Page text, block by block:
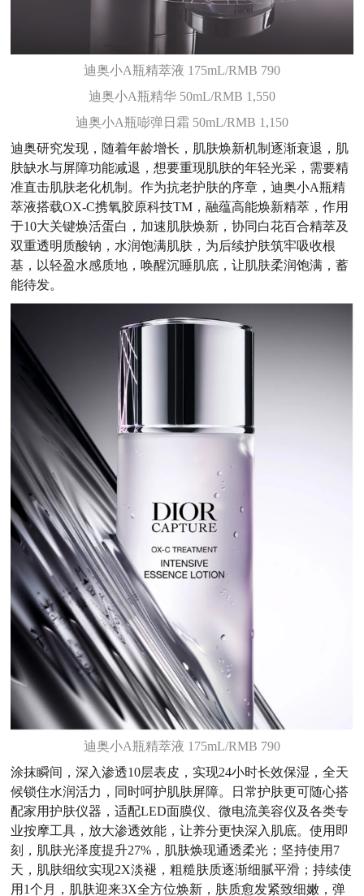
迪奥小A瓶精萃液 175mL/RMB 790
迪奥小A瓶精华 50mL/RMB 1,550
迪奥小A瓶嘭弹日霜 50mL/RMB 1,150
迪奥研究发现，随着年龄增长，肌肤焕新机制逐渐衰退，肌
肤缺水与屏障功能减退，想要重现肌肤的年轻光采，需要精
准直击肌肤老化机制。作为抗老护肤的序章，迪奥小A瓶精
萃液搭载OX-C携氧胶原科技TM ，融蕴高能焕新精萃，作用
于10大关键焕活蛋白，加速肌肤焕新，协同白花百合精萃及
双重透明质酸钠，水润饱满肌肤，为后续护肤筑牢吸收根
基，以轻盈水感质地，唤醒沉睡肌底，让肌肤柔润饱满，蓄
能待发。
迪奥小A瓶精萃液 175mL/RMB 790
涂抹瞬间，深入渗透10层表皮，实现24小时长效保湿，全天
候锁住水润活力，同时呵护肌肤屏障。日常护肤更可随心搭
配家用护肤仪器，适配LED面膜仪、微电流美容仪及各类专
业按摩工具，放大渗透效能，让养分更快深入肌底。使用即
刻，肌肤光泽度提升27%，肌肤焕现通透柔光；坚持使用7
天，肌肤细纹实现2X淡褪，粗糙肤质逐渐细腻平滑；持续使
用1个月，肌肤迎来3X全方位焕新，肤质愈发紧致细嫩，弹